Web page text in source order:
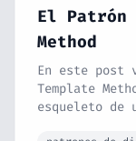
El Patrón
Method
En este post
Template
esqueleto de